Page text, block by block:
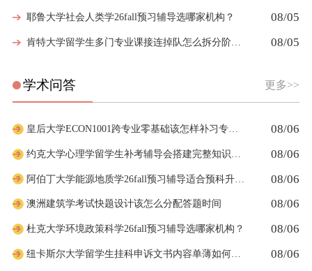
耶鲁大学社会人类学26fall预习辅导选哪家机构？ 08/05
肯特大学留学生多门专业课接连掉队怎么拆分阶段性补习计划 08/05
学术问答 更多>>
皇后大学ECON1001跨专业零基础该怎样补习专业课 08/06
08/06
阿伯丁大学能源地质学26fall预习辅导适合预科升本科吗 08/06
澳洲建筑学考试快题设计该怎么分配答题时间 08/06
杜克大学环境政策科学26fall预习辅导选哪家机构？ 08/06
纽卡斯尔大学留学生挂科申诉文书内容单薄如何充实材料 08/06